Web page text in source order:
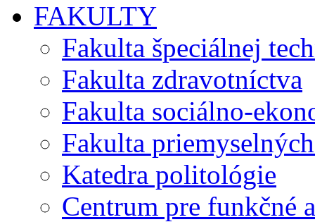
FAKULTY
Fakulta špeciálnej
Fakulta zdravotníctva
Fakulta sociálno-
Fakulta
Katedra politológie
Centrum pre funkčné